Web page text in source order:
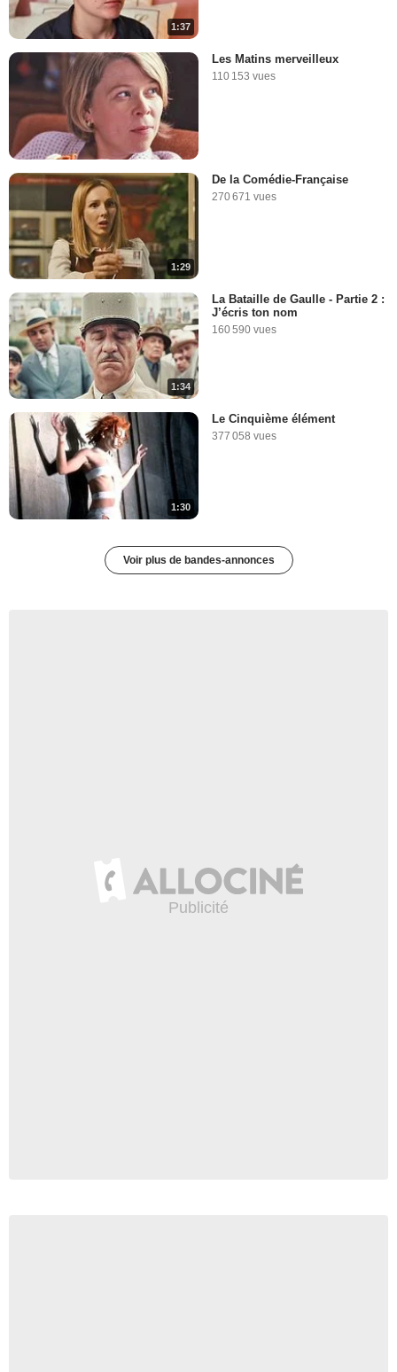
1:37
Les Matins merveilleux
110 153 vues
1:29
De la Comédie-Française
270 671 vues
1:34
La Bataille de Gaulle - Partie 2 :
J’écris ton nom
160 590 vues
1:30
Le Cinquième élément
377 058 vues
Voir plus de bandes-annonces